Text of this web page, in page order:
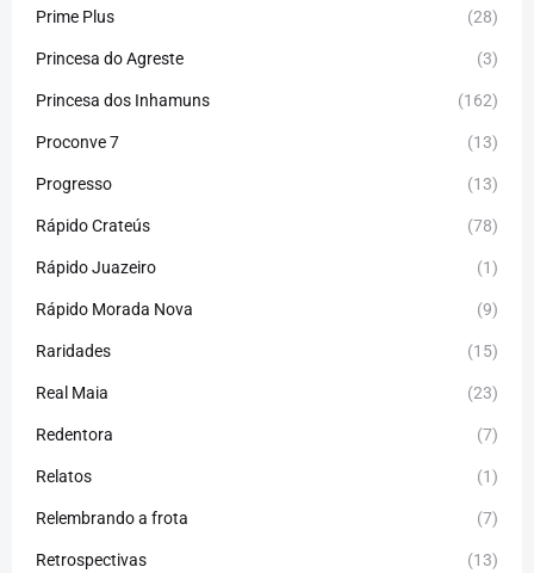
Prime Plus (28)
Princesa do Agreste (3)
Princesa dos Inhamuns (162)
Proconve 7 (13)
Progresso (13)
Rápido Crateús (78)
Rápido Juazeiro (1)
Rápido Morada Nova (9)
Raridades (15)
Real Maia (23)
Redentora (7)
Relatos (1)
Relembrando a frota (7)
Retrospectivas (13)